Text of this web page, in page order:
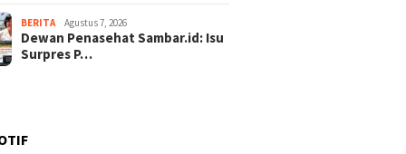
BERITA Agustus 7, 2026
Dewan Penasehat Sambar.id: Isu
Surpres P…